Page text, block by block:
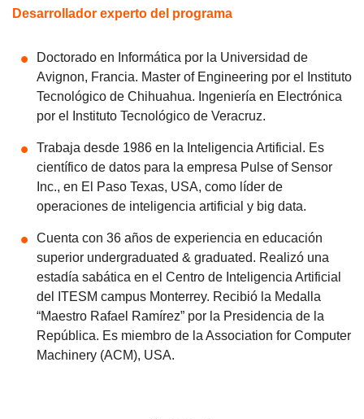
Desarrollador experto del programa
Doctorado en Informática por la Universidad de
Avignon, Francia. Master of Engineering por el Instituto
Tecnológico de Chihuahua. Ingeniería en Electrónica
por el Instituto Tecnológico de Veracruz.
Trabaja desde 1986 en la Inteligencia Artificial. Es
científico de datos para la empresa Pulse of Sensor
Inc., en El Paso Texas, USA, como líder de
operaciones de inteligencia artificial y big data.
Cuenta con 36 años de experiencia en educación
superior undergraduated & graduated. Realizó una
estadía sabática en el Centro de Inteligencia Artificial
del ITESM campus Monterrey. Recibió la Medalla
“Maestro Rafael Ramírez” por la Presidencia de la
República. Es miembro de la Association for Computer
Machinery (ACM), USA.